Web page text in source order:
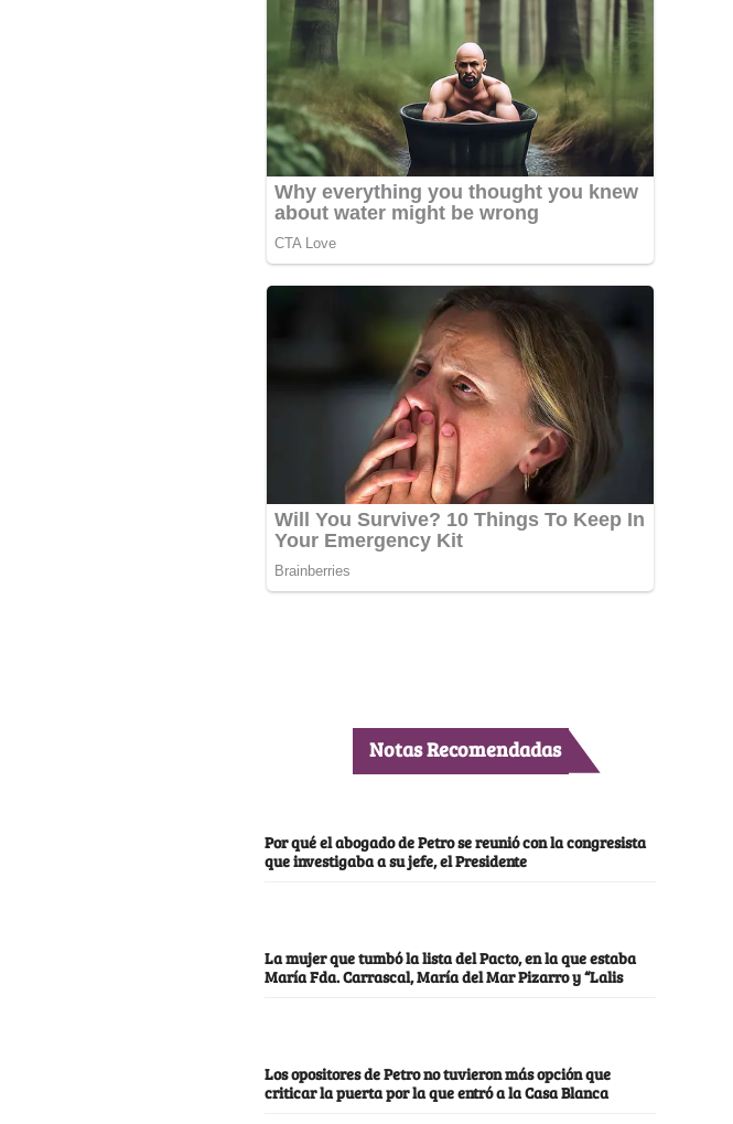
Notas Recomendadas
Por qué el abogado de Petro se reunió con la congresista
que investigaba a su jefe, el Presidente
La mujer que tumbó la lista del Pacto, en la que estaba
María Fda. Carrascal, María del Mar Pizarro y “Lalis
Los opositores de Petro no tuvieron más opción que
criticar la puerta por la que entró a la Casa Blanca